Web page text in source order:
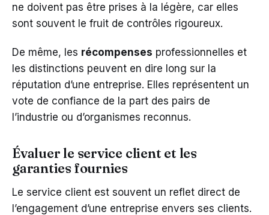
ne doivent pas être prises à la légère, car elles
sont souvent le fruit de contrôles rigoureux.
De même, les récompenses professionnelles et
les distinctions peuvent en dire long sur la
réputation d’une entreprise. Elles représentent un
vote de confiance de la part des pairs de
l’industrie ou d’organismes reconnus.
Évaluer le service client et les
garanties fournies
Le service client est souvent un reflet direct de
l’engagement d’une entreprise envers ses clients.